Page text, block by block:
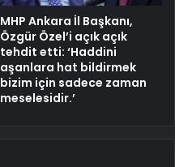
MHP Ankara İl Başkanı,
Özgür Özel’i açık açık
tehdit etti: ‘Haddini
aşanlara hat bildirmek
bizim için sadece zaman
meselesidir.’